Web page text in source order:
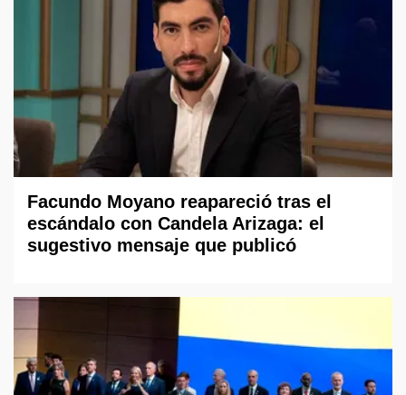
Facundo Moyano reapareció tras el
escándalo con Candela Arizaga: el
sugestivo mensaje que publicó